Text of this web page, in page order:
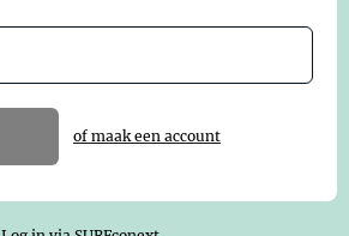
of maak een account